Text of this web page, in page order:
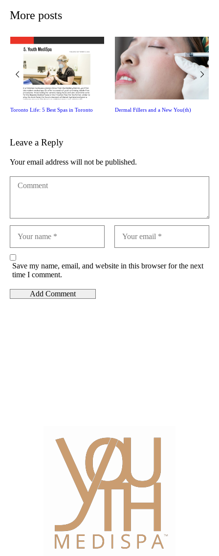
More posts
Toronto Life: 5 Best Spas in Toronto Dermal Fillers and a New You(th)
Leave a Reply
Your email address will not be published.
Save my name, email, and website in this browser for the next
time I comment.